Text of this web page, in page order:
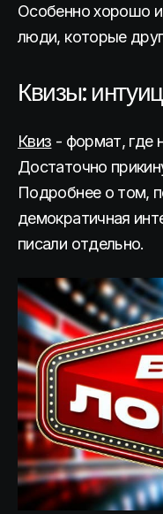
Особенно хорошо
люди, которые
Квизы:
Квиз - формат, где
Достаточно
Подробнее о том,
демократичная
писали отдельно.